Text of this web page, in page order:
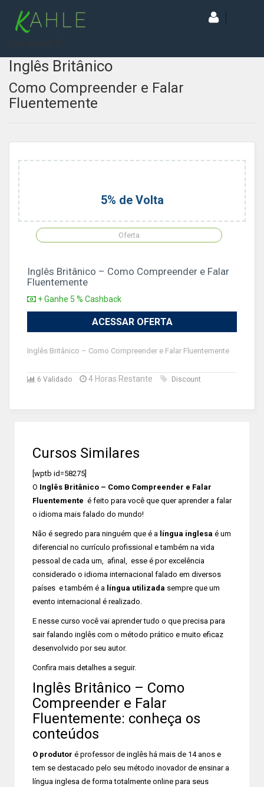
Inglês Britânico
Como Compreender e Falar
Fluentemente
5% de Volta
Oferta
Inglês Britânico – Como Compreender e Falar
Fluentemente
+ Ganhe 5 % Cashback
ACESSAR OFERTA
Inglês Britânico – Como Compreender e Falar Fluentemente
6 Validado 4 Horas Restante Discount
Cursos Similares
[wptb id=58275]
O Inglês Britânico – Como Compreender e Falar
Fluentemente é feito para você que quer aprender a falar
o idioma mais falado do mundo!
Não é segredo para ninguém que é a língua inglesa é um
diferencial no currículo profissional e também na vida
pessoal de cada um, afinal, esse é por excelência
considerado o idioma internacional falado em diversos
países e também é a língua utilizada sempre que um
evento internacional é realizado.
E nesse curso você vai aprender tudo o que precisa para
sair falando inglês com o método prático e muito eficaz
desenvolvido por seu autor.
Confira mais detalhes a seguir.
Inglês Britânico – Como
Compreender e Falar
Fluentemente: conheça os
conteúdos
O produtor é professor de inglês há mais de 14 anos e
tem se destacado pelo seu método inovador de ensinar a
língua inglesa de forma totalmente online para seus